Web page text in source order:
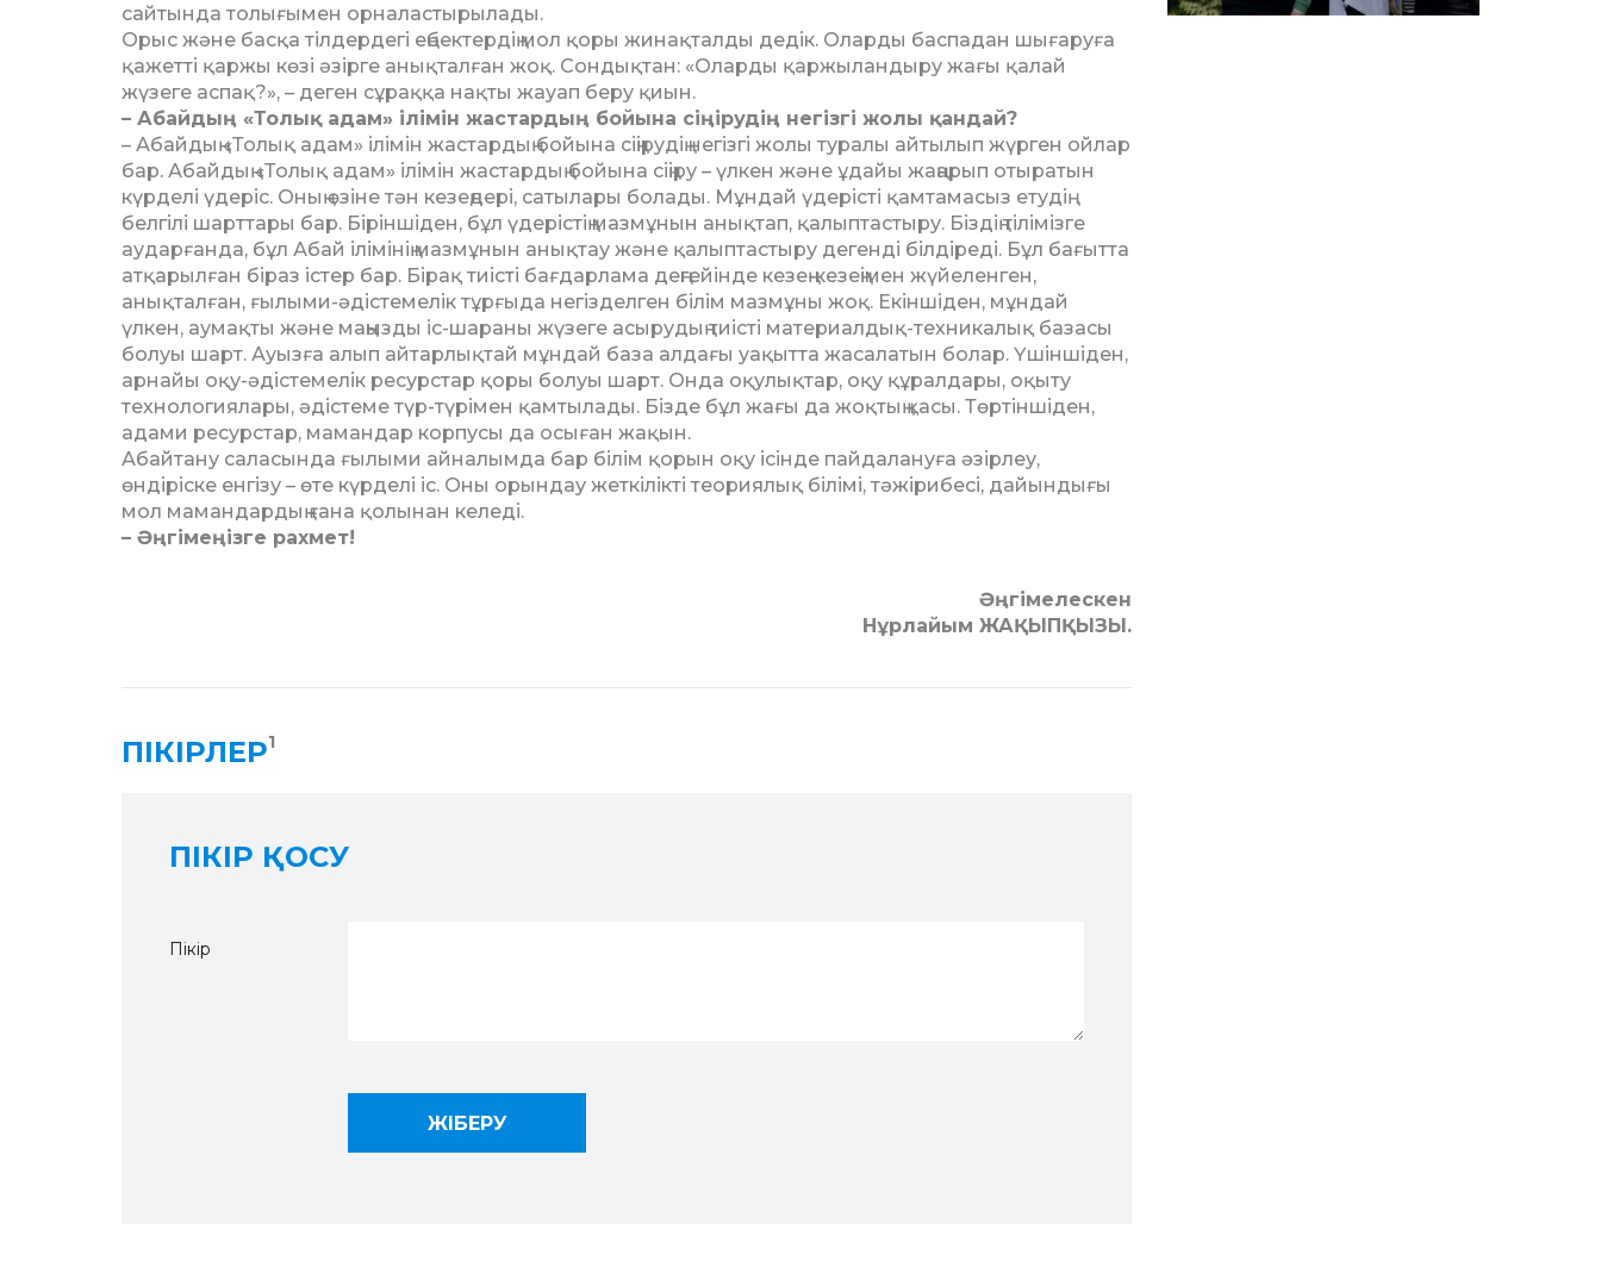
сайтында толығымен орналастырылады.
Орыс және басқа тілдердегі ең­бек­тердің мол қоры жинақталды де­дік. Оларды баспадан шығаруға
қа­жет­ті қаржы көзі әзірге анықталған жоқ. Сондықтан: «Оларды қаржы­лан­дыру жағы қалай
жүзеге аспақ?», – деген сұраққа нақты жауап беру қиын.
– Абайдың «Толық адам» ілімін жастардың бойына сіңірудің негізгі жолы қандай?
– Абайдың «Толық адам» ілімін жастардың бойына сіңірудің негізгі жолы туралы айтылып жүрген ойлар
бар. Абайдың «Толық адам» ілімін жас­­тардың бойына сіңіру – үлкен жә­не ұдайы жаңарып отыратын
күр­делі үдеріс. Оның өзіне тән кезеңдері, са­тылары болады. Мұндай үдерісті қам­тамасыз етудің
белгілі шарттары бар. Біріншіден, бұл үдерістің маз­мұ­нын анықтап, қалыптастыру. Біздің тілімізге
аударғанда, бұл Абай ілімінің мазмұнын анықтау және қалып­тас­тыру дегенді білдіреді. Бұл бағытта
ат­қарылған біраз істер бар. Бірақ тиіс­ті бағдарлама деңгейінде кезең-ке­зеңімен жүйеленген,
анықталған, ғы­лыми-әдістемелік тұрғыда негіз­дел­ген білім мазмұны жоқ. Екіншіден, мұндай
үлкен, аумақты және маңызды іс-шараны жүзеге асырудың тиісті ма­териалдық-техникалық базасы
болуы шарт. Ауызға алып айтарлықтай мұндай база алдағы уақытта жаса­ла­тын болар. Үшіншіден,
арнайы оқу-әдістемелік ресурстар қоры болуы шарт. Онда оқулықтар, оқу құралдары, оқыту
технологиялары, әдістеме түр-түрімен қамтылады. Бізде бұл жағы да жоқтың қасы. Төртіншіден,
адами ресурстар, мамандар корпусы да осы­ған жақын.
Абайтану саласында ғылыми ай­налымда бар білім қорын оқу ісінде пай­далануға әзірлеу,
өндіріске енгізу – өте күрделі іс. Оны орындау жет­кі­лік­ті теориялық білімі, тәжірибесі, дайын­дығы
мол мамандардың ғана қо­лынан келеді.
– Әңгімеңізге рахмет!
Әңгімелескен
Нұрлайым ЖАҚЫПҚЫЗЫ.
ПІКІРЛЕР1
ПІКІР ҚОСУ
Пікір